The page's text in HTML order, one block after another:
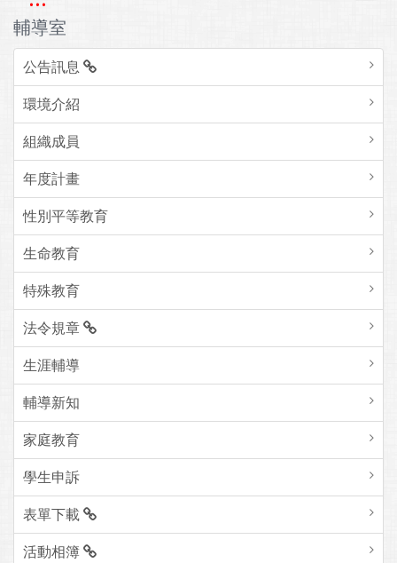
輔導室
公告訊息
環境介紹
組織成員
年度計畫
性別平等教育
生命教育
特殊教育
法令規章
生涯輔導
輔導新知
家庭教育
學生申訴
表單下載
活動相簿